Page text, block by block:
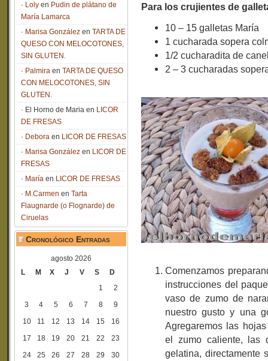
Loly en Pudin de plátano de
María Lamarca
Marisa González en TARTA DE
QUESO CON MELOCOTONES,
SIN GLUTEN.
Palmira en TARTA DE QUESO
CON MELOCOTONES, SIN
GLUTEN.
El Horno de Maria en LICOR
DE FRESAS
Debora en LICOR DE FRESAS
Marisa González en LICOR DE
FRESAS
María en LICOR DE FRESAS
M.Carmen en Tarta
Flaugnarde (o Flognarde) de
Ciruelas
Cronológico Entradas
agosto 2026
L
M X J V S
D
1
2
3
4 5 6 7 8
9
10
11 12 13 14 15
16
17
18 19 20 21 22
23
24
25 26 27 28 29
30
Para los crujientes de
10 – 15 galletas María
1 cucharada sopera
1/2 cucharadita de
2 – 3 cucharadas
Comenzamos
instrucciones del
vaso de zumo de
nuestro gusto y una
Agregaremos las
el zumo caliente, las
gelatina, directamente